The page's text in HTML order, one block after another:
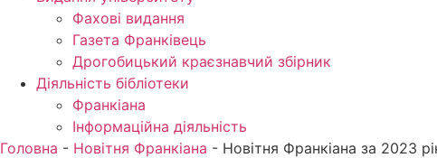
Фахові видання
Газета Франківець
Дрогобицький краєзнавчий збірник
Діяльність бібліотеки
Франкіана
Інформаційна діяльність
Головна - Новітня Франкіана - Новітня Франкіана за 2023